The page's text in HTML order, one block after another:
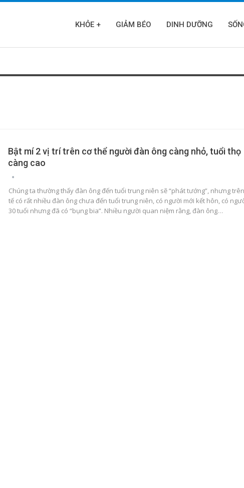
KHỎE + GIẢM BÉO DINH DƯỠNG
Bật mí 2 vị trí trên cơ thể người đàn ông càng nhỏ, tuổi thọ
càng cao
Chúng ta thường thấy đàn ông đến tuổi trung niên sẽ “phát tướng”, nhưng
tế có rất nhiều đàn ông chưa đến tuổi trung niên, có người mới kết hôn, có
30 tuổi nhưng đã có “bụng bia”. Nhiều người quan niệm rằng, đàn ông…